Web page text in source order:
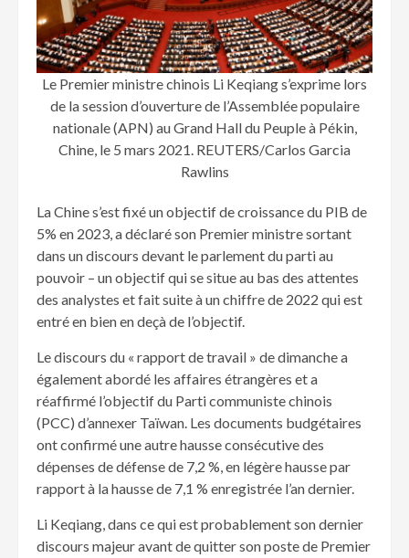
Le Premier ministre chinois Li Keqiang s’exprime lors
de la session d’ouverture de l’Assemblée populaire
nationale (APN) au Grand Hall du Peuple à Pékin,
Chine, le 5 mars 2021. REUTERS/Carlos Garcia
Rawlins
La Chine s’est fixé un objectif de croissance du PIB de
5% en 2023, a déclaré son Premier ministre sortant
dans un discours devant le parlement du parti au
pouvoir – un objectif qui se situe au bas des attentes
des analystes et fait suite à un chiffre de 2022 qui est
entré en bien en deçà de l’objectif.
Le discours du « rapport de travail » de dimanche a
également abordé les affaires étrangères et a
réaffirmé l’objectif du Parti communiste chinois
(PCC) d’annexer Taïwan. Les documents budgétaires
ont confirmé une autre hausse consécutive des
dépenses de défense de 7,2 %, en légère hausse par
rapport à la hausse de 7,1 % enregistrée l’an dernier.
Li Keqiang, dans ce qui est probablement son dernier
discours majeur avant de quitter son poste de Premier